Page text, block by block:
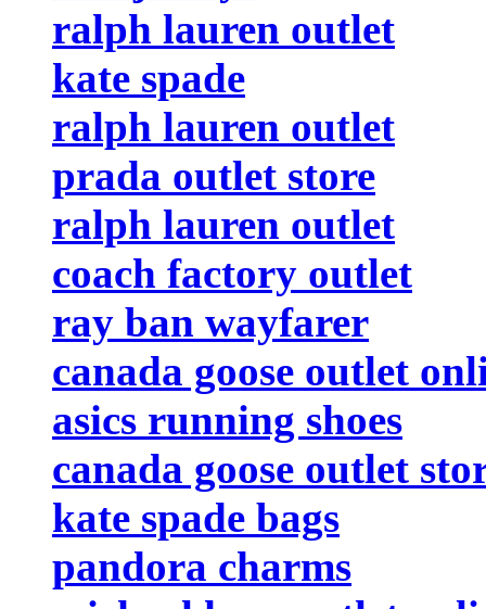
ralph lauren outlet
kate spade
ralph lauren outlet
prada outlet store
ralph lauren outlet
coach factory outlet
ray ban wayfarer
canada goose outlet
asics running shoes
canada goose outlet
kate spade bags
pandora charms